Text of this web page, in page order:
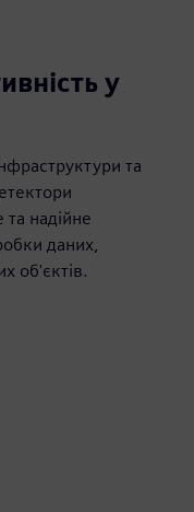
у
та
надійне
даних,
об'єктів.